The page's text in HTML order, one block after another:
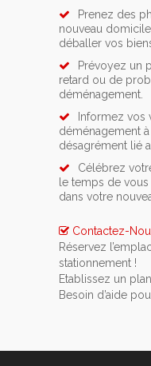
Prenez des
nouveau
déballer vos
Prévoyez un
retard ou de
déménagement.
Informez vos
déménagement
désagrément lié
Célébrez
le temps de
dans votre
Contactez-
Réservez
stationnement !
Si vous avez
de lift ou de
Etablissez un
Pour rendre
Besoin d’aide